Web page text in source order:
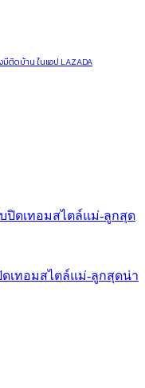
ติดบ้าน ในแอป LAZADA
ดเทอมสไตล์แม่-ลูกสุดน่า